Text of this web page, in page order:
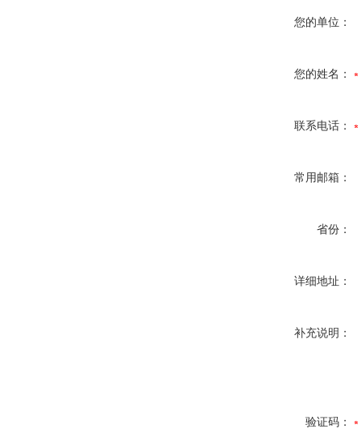
您的单位：
您的姓名：
联系电话：
常用邮箱：
省份：
详细地址：
补充说明：
验证码：